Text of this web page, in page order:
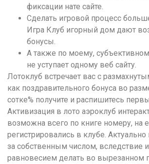
фиксации нате сайте.
Сделать игровой процесс
Игра Клуб игорный дом дают
бонусы.
А также по моему,
не уступает одному веб сайту.
Лотоклуб встречает вас с
как поздравительного бонуса во
сотке% получите и распишитесь
Активизация в лото аэроклуб
возможна всего по книге номеру, на
регистрировались в клубе. Актуально
за собственным числом, вследствие
равновесием делать во вырезанном